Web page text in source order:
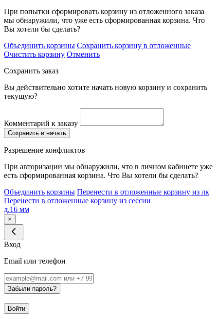
При попытки сформировать корзину из отложенного заказа
мы обнаружили, что уже есть сформированная корзина. Что
Вы хотели бы сделать?
Объединить корзины Сохранить корзину в отложенные
Очистить корзину Отменить
Сохранить заказ
Вы действительно хотите начать новую корзину и сохранить
текущую?
Комментарий к заказу
Сохранить и начать
Разрешение конфликтов
При авторизации мы обнаружили, что в личном кабинете уже
есть сформированная корзина. Что Вы хотели бы сделать?
Объединить корзины Перенести в отложенные корзину из лк
Перенести в отложенные корзину из сессии
д.16 мм
×
Вход
Email или телефон
Забыли пароль?
Войти